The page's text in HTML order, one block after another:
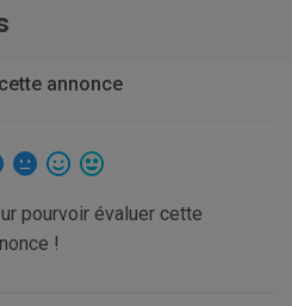
annonce
pourvoir évaluer cette
!